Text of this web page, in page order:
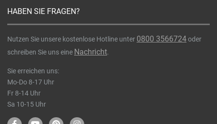
HABEN SIE FRAGEN?
Nutzen Sie unsere kostenlose Hotline unter 0800 3566724oder
schreiben Sie uns eine Nachricht.
Sie erreichen uns:
Mo-Do 8-17 Uhr
Fr 8-14 Uhr
Sa 10-15 Uhr